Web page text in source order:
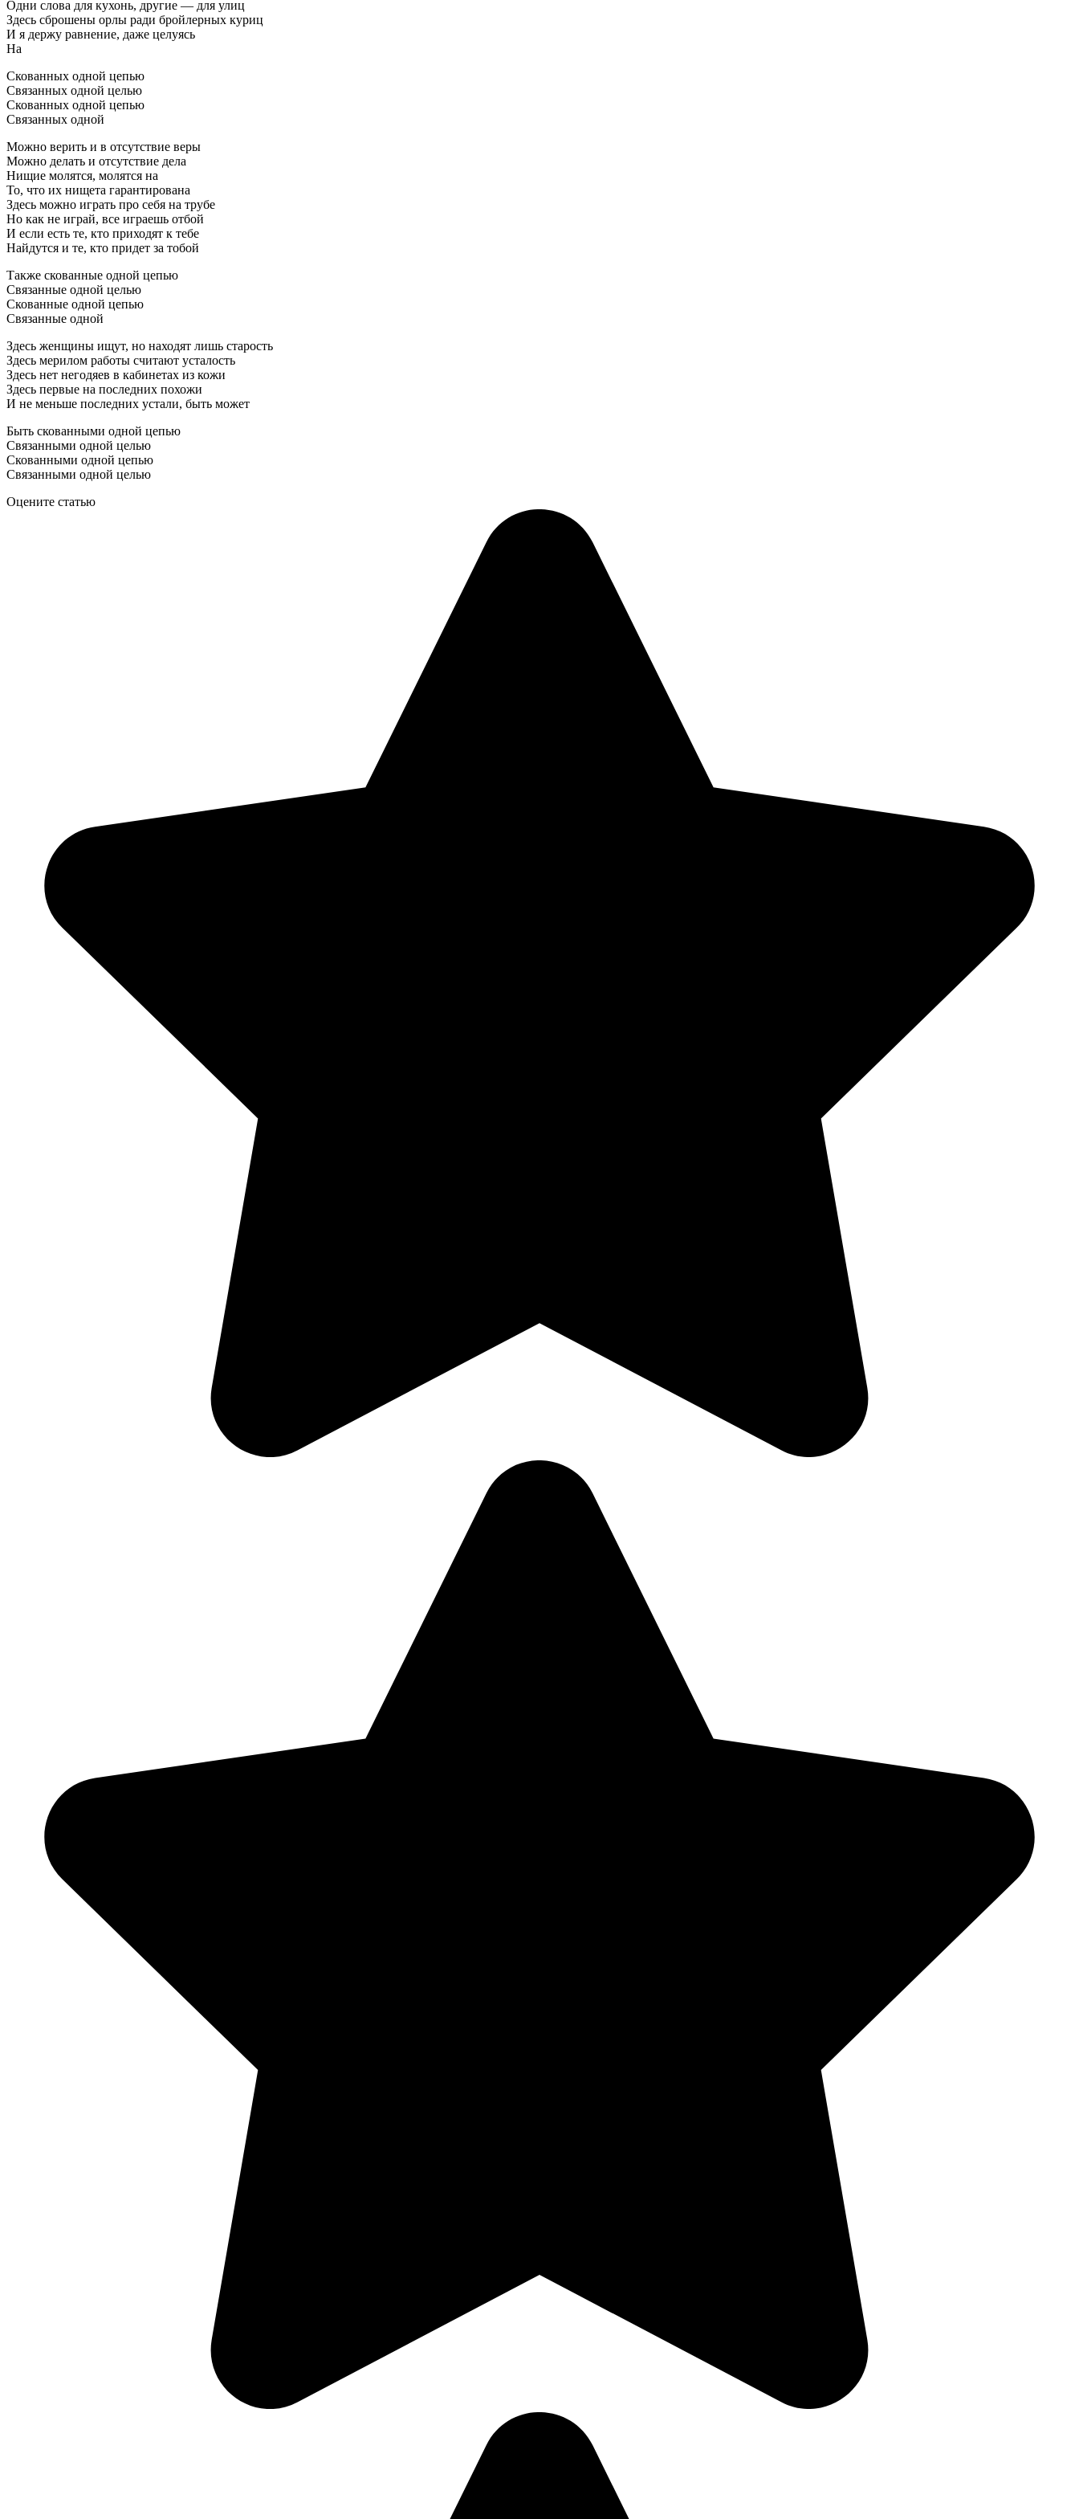
Одни слова для кухонь, другие — для улиц
Здесь сброшены орлы ради бройлерных куриц
И я держу равнение, даже целуясь
На
Скованных одной цепью
Связанных одной целью
Скованных одной цепью
Связанных одной
Можно верить и в отсутствие веры
Можно делать и отсутствие дела
Нищие молятся, молятся на
То, что их нищета гарантирована
Здесь можно играть про себя на трубе
Но как не играй, все играешь отбой
И если есть те, кто приходят к тебе
Найдутся и те, кто придет за тобой
Также скованные одной цепью
Связанные одной целью
Скованные одной цепью
Связанные одной
Здесь женщины ищут, но находят лишь старость
Здесь мерилом работы считают усталость
Здесь нет негодяев в кабинетах из кожи
Здесь первые на последних похожи
И не меньше последних устали, быть может
Быть скованными одной цепью
Связанными одной целью
Скованными одной цепью
Связанными одной целью
Оцените статью